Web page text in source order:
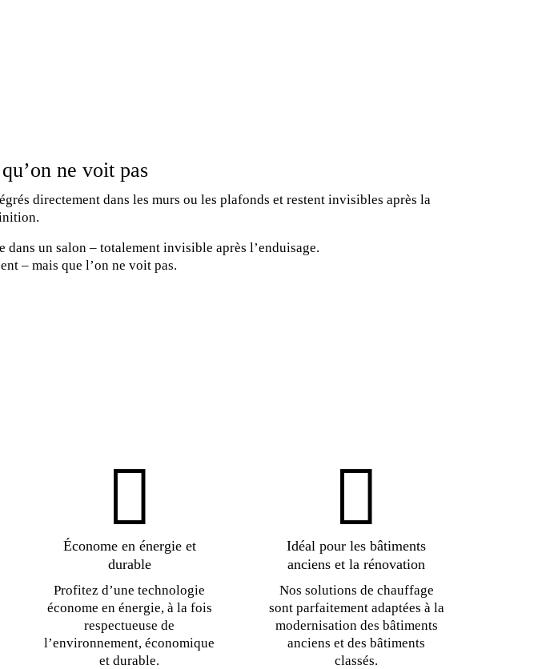
ne voit pas
directement dans les murs ou les plafonds et restent invisibles après la
un salon – totalement invisible après l’enduisage.
– mais que l’on ne voit pas.

Économe en énergie et
durable
Profitez d’une technologie
économe en énergie, à la fois
respectueuse de
l’environnement, économique
et durable.

Idéal pour les bâtiments
anciens et la rénovation
Nos solutions de chauffage
sont parfaitement adaptées à la
modernisation des bâtiments
anciens et des bâtiments
classés.